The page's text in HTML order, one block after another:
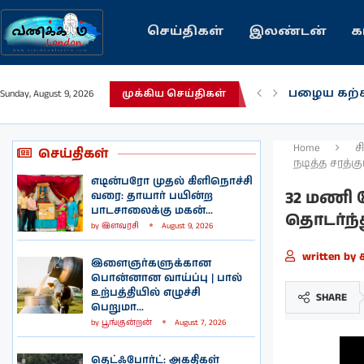
செய்திகள் இலண்டன்
Sunday, August 9, 2026 முக்கிய செய்திகள்
பழைய
செய்திகள்
எடின்பரோ முதல் கிளிநொச்சி
வரை: தாயார் பயின்ற
பாடசாலைக்கு மகன்...
by இளவரசி August 9, 2026
இளைஞர்களுக்கான
பொன்னான வாய்ப்பு | பால்
உற்பத்தியில் எழுச்சி
பெறுமா...
by பூங்குன்றன் August 7, 2026
தெட்ஃபோர்ட்: அகதிகள்
Home
நடித்த
32 மணி
written by
SHARE